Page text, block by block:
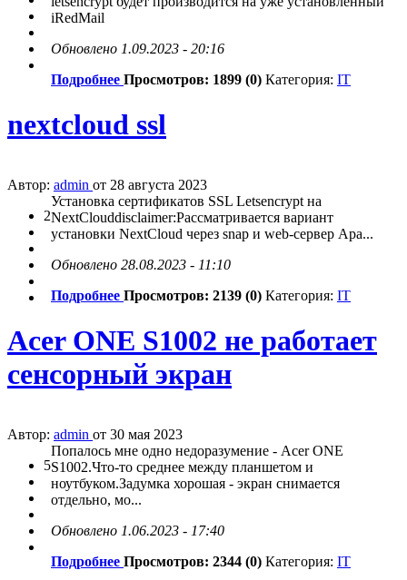
iRedMail
Обновлено 1.09.2023 - 20:16
Подробнее Просмотров: 1899 (0) Категория: IT
nextcloud ssl
Автор: admin от 28 августа 2023
2
Установка сертификатов SSL Letsencrypt на
NextClouddisclaimer:Рассматривается вариант
установки NextCloud через snap и web-сервер Apa...
Обновлено 28.08.2023 - 11:10
Подробнее Просмотров: 2139 (0) Категория: IT
Acer ONE S1002 не работает
сенсорный экран
Автор: admin от 30 мая 2023
5
Попалось мне одно недоразумение - Acer ONE
S1002.Что-то среднее между планшетом и
ноутбуком.Задумка хорошая - экран снимается
отдельно, мо...
Обновлено 1.06.2023 - 17:40
Подробнее Просмотров: 2344 (0) Категория: IT